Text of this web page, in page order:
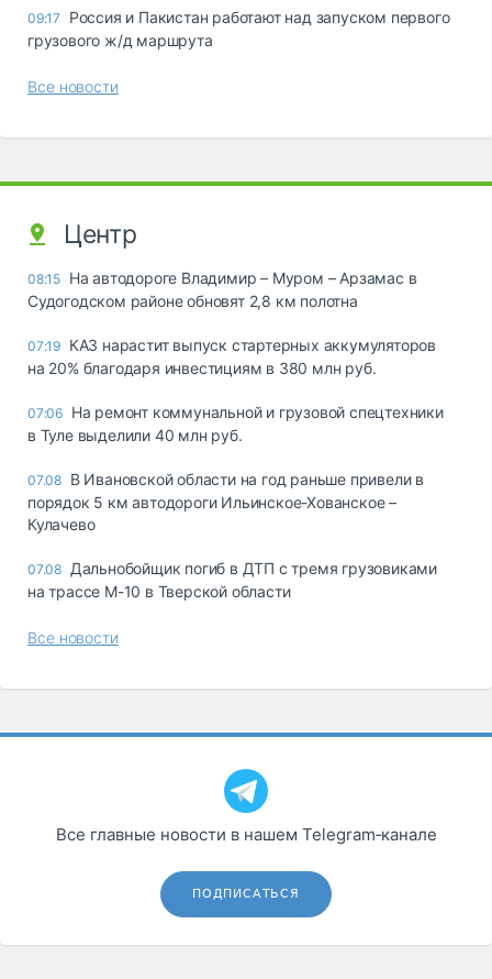
09:17
Россия и Пакистан работают над запуском первого
грузового ж/д маршрута
Все новости
Центр
08:15 На автодороге Владимир – Муром – Арзамас в
Судогодском районе обновят 2,8 км полотна
07:19 КАЗ нарастит выпуск стартерных аккумуляторов
на 20% благодаря инвестициям в 380 млн руб.
07:06 На ремонт коммунальной и грузовой спецтехники
в Туле выделили 40 млн руб.
07.08 В Ивановской области на год раньше привели в
порядок 5 км автодороги Ильинское-Хованское –
Кулачево
07.08 Дальнобойщик погиб в ДТП с тремя грузовиками
на трассе М-10 в Тверской области
Все новости
Все главные новости в нашем Telegram‑канале
ПОДПИСАТЬСЯ